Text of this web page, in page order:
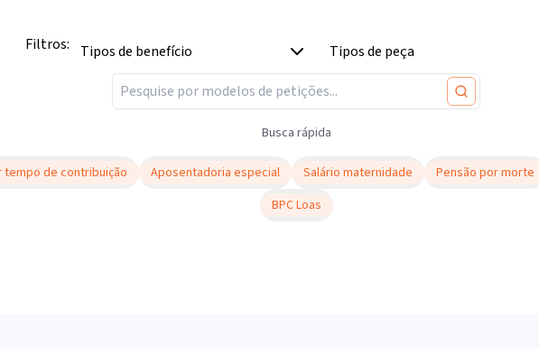
Filtros: Tipos de benefício Tipos de peça
Busca rápida
de contribuição Aposentadoria especial Salário maternidade Pensão por morte
BPC Loas